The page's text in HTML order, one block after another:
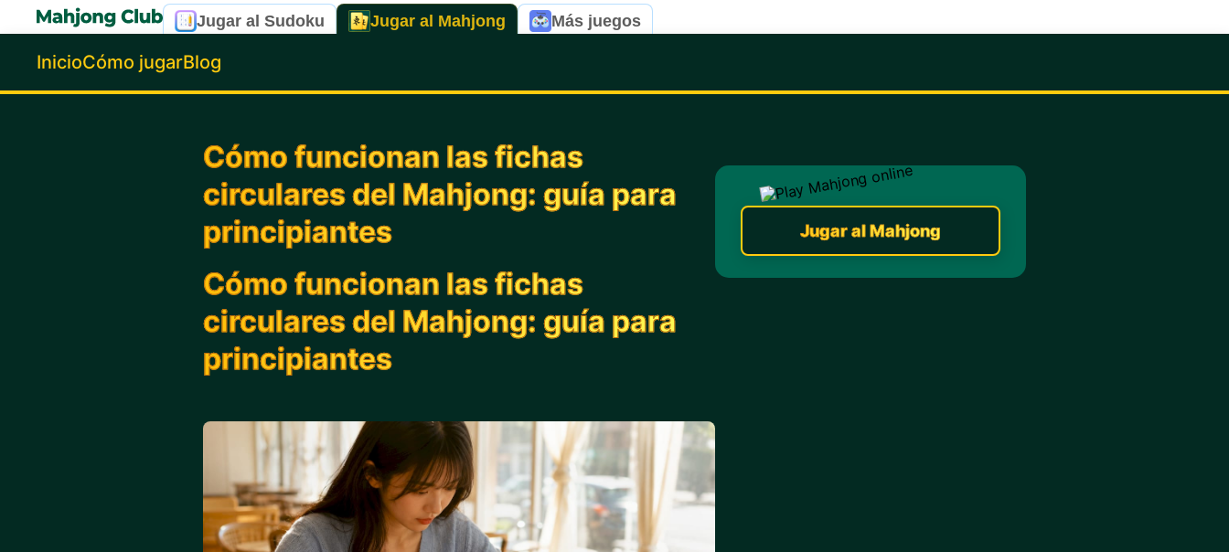
Jugar al Sudoku Jugar al Mahjong Más juegos
InicioCómo jugarBlog
Cómo funcionan las fichas
circulares del Mahjong: guía para
principiantes
Cómo funcionan las fichas
circulares del Mahjong: guía para
principiantes
Jugar al Mahjong